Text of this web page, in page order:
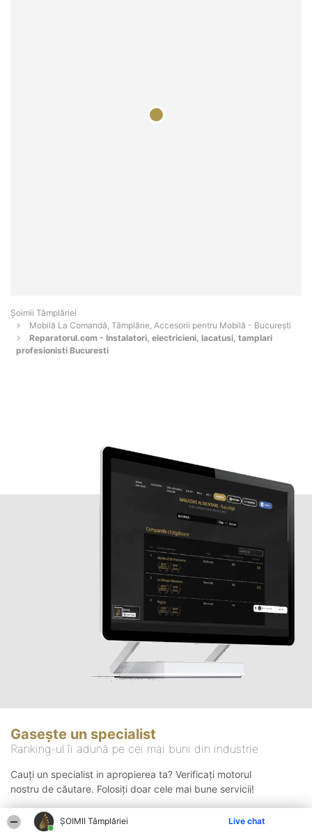
ȘOIMII Tâmplăriei Live chat
Șoimii Tâmplăriei
Mobilă La Comandă, Tâmplărie, Accesorii pentru Mobilă - Bucureşti
Reparatorul.com - Instalatori, electricieni, lacatusi, tamplari
profesionisti Bucuresti
Gasește un specialist
Ranking-ul îi adună pe cei mai buni din industrie
Cauți un specialist in apropierea ta? Verificați motorul
nostru de căutare. Folosiți doar cele mai bune servicii!